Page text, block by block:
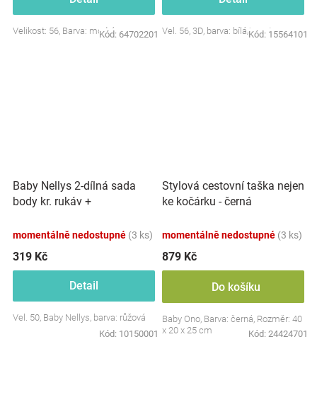
Velikost: 56, Barva: modrá
Kód: 64702201 Vel. 56, 3D, barva: bílá/smetana
Kód: 15564101
Baby Nellys 2-dílná sada
body kr. rukáv +
Little Star
momentálně nedostupné (3 ks)
319 Kč
Detail
Vel. 50, Baby Nellys, barva: růžová
Kód: 10150001
Stylová cestovní taška nejen
ke kočárku - černá
momentálně nedostupné (3 ks)
879 Kč
Do košíku
Baby Ono, Barva: černá, Rozměr: 40
x 20 x 25 cm
Kód: 24424701